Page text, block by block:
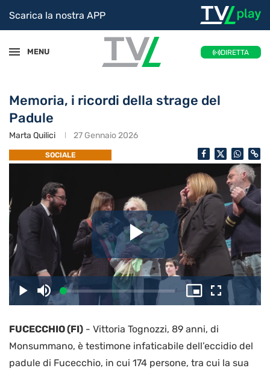
Scarica la nostra APP
MENU DIRETTA
Memoria, i ricordi della strage del
Padule
Marta Quilici 27 Gennaio 2026
SOCIALE
il
video
PlayDisattiva
l’audio
Caricato:
2.91%
Picture-
in-
Schermo
intero
FUCECCHIO (FI) - Vittoria Tognozzi, 89 anni, di
Monsummano, è testimone infaticabile dell’eccidio del
padule di Fucecchio, in cui 174 persone, tra cui la sua